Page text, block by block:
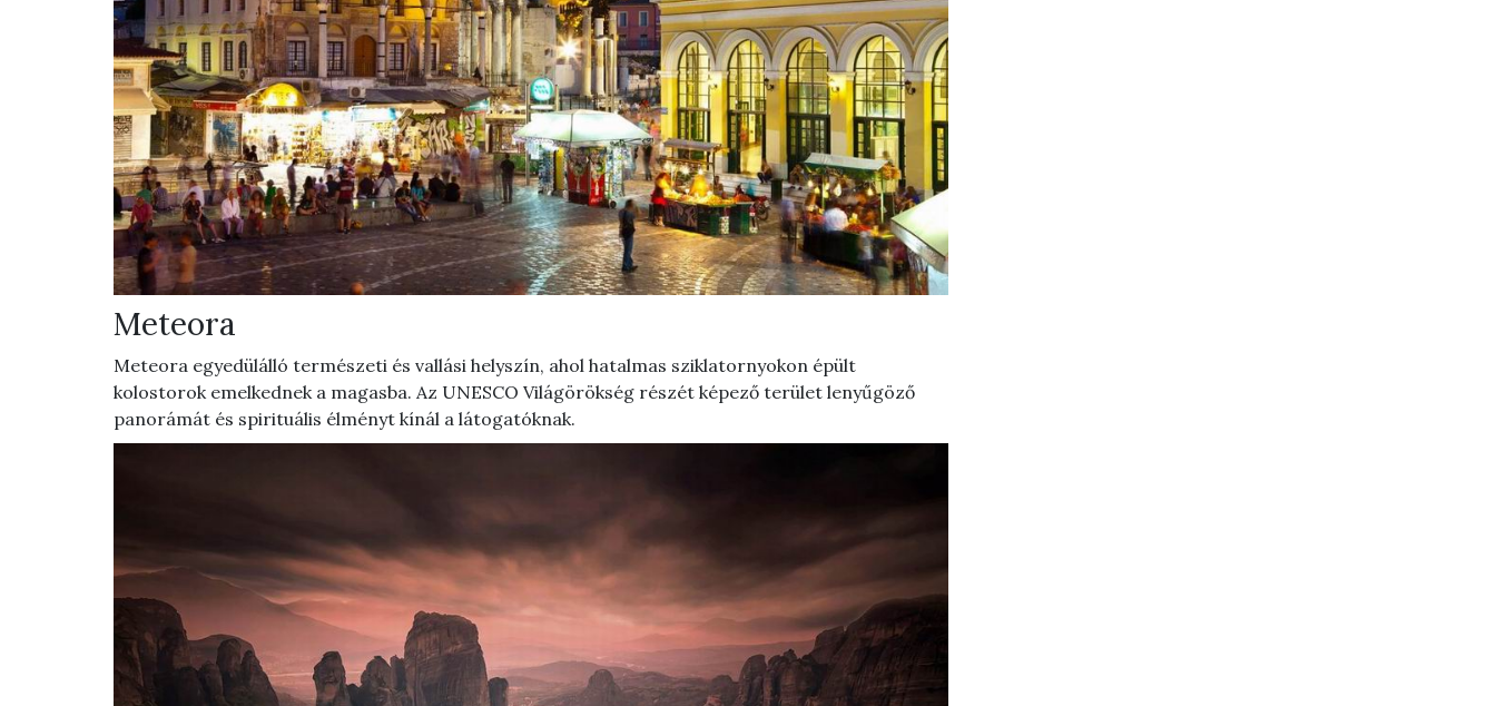
Meteora
Meteora egyedülálló természeti és vallási helyszín, ahol hatalmas sziklatornyokon épült
kolostorok emelkednek a magasba. Az UNESCO Világörökség részét képező terület lenyűgöző
panorámát és spirituális élményt kínál a látogatóknak.